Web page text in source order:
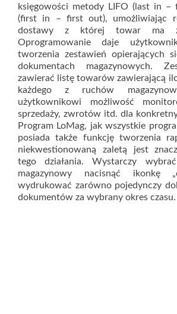
księgowości metody LIFO (last in
(first in – first out), umożliwiając
dostawy z której towar ma
Oprogramowanie daje
tworzenia zestawień opierających
dokumentach magazynowych.
zawierać listę towarów zawierającą
każdego z ruchów
użytkownikowi możliwość
sprzedaży, zwrotów itd. dla
Program LoMag, jak wszystkie
posiada także funkcję tworzenia
niekwestionowaną zaletą jest
tego działania. Wystarczy
magazynowy nacisnąć ikonkę
wydrukować zarówno pojedynczy
dokumentów za wybrany okres czasu.